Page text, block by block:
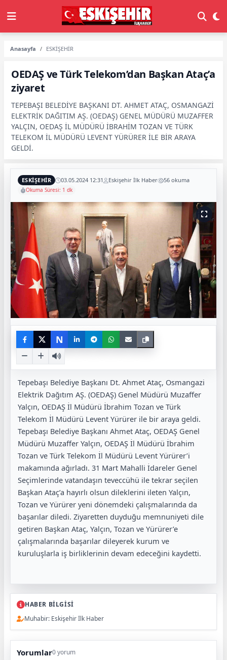
Anasayfa ESKİŞEHİR
OEDAŞ ve Türk Telekom’dan Başkan Ataç’a
ziyaret
TEPEBAŞI BELEDİYE BAŞKANI DT. AHMET ATAÇ, OSMANGAZİ
ELEKTRİK DAĞITIM AŞ. (OEDAŞ) GENEL MÜDÜRÜ MUZAFFER
YALÇIN, OEDAŞ İL MÜDÜRÜ İBRAHİM TOZAN VE TÜRK
TELEKOM İL MÜDÜRÜ LEVENT YÜRÜRER İLE BİR ARAYA
GELDİ.
ESKİŞEHİR 03.05.2024 12:31 Eskişehir İlk Haber 56 okuma
Okuma Süresi: 1 dk
N
Tepebaşı Belediye Başkanı Dt. Ahmet Ataç, Osmangazi
Elektrik Dağıtım AŞ. (OEDAŞ) Genel Müdürü Muzaffer
Yalçın, OEDAŞ İl Müdürü İbrahim Tozan ve Türk
Telekom İl Müdürü Levent Yürürer ile bir araya geldi.
Tepebaşı Belediye Başkanı Ahmet Ataç, OEDAŞ Genel
Müdürü Muzaffer Yalçın, OEDAŞ İl Müdürü İbrahim
Tozan ve Türk Telekom İl Müdürü Levent Yürürer’i
makamında ağırladı. 31 Mart Mahalli İdareler Genel
Seçimlerinde vatandaşın teveccühü ile tekrar seçilen
Başkan Ataç’a hayırlı olsun dileklerini ileten Yalçın,
Tozan ve Yürürer yeni dönemdeki çalışmalarında da
başarılar diledi. Ziyaretten duyduğu memnuniyeti dile
getiren Başkan Ataç, Yalçın, Tozan ve Yürürer’e
çalışmalarında başarılar dileyerek kurum ve
kuruluşlarla iş birliklerinin devam edeceğini kaydetti.
HABER BİLGİSİ
Muhabir: Eskişehir İlk Haber
Yorumlar0 yorum